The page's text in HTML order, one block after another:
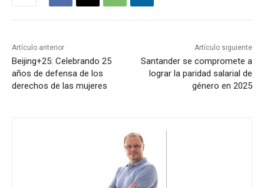
Artículo anterior
Beijing+25: Celebrando 25
años de defensa de los
derechos de las mujeres
Artículo siguiente
Santander se compromete a
lograr la paridad salarial de
género en 2025